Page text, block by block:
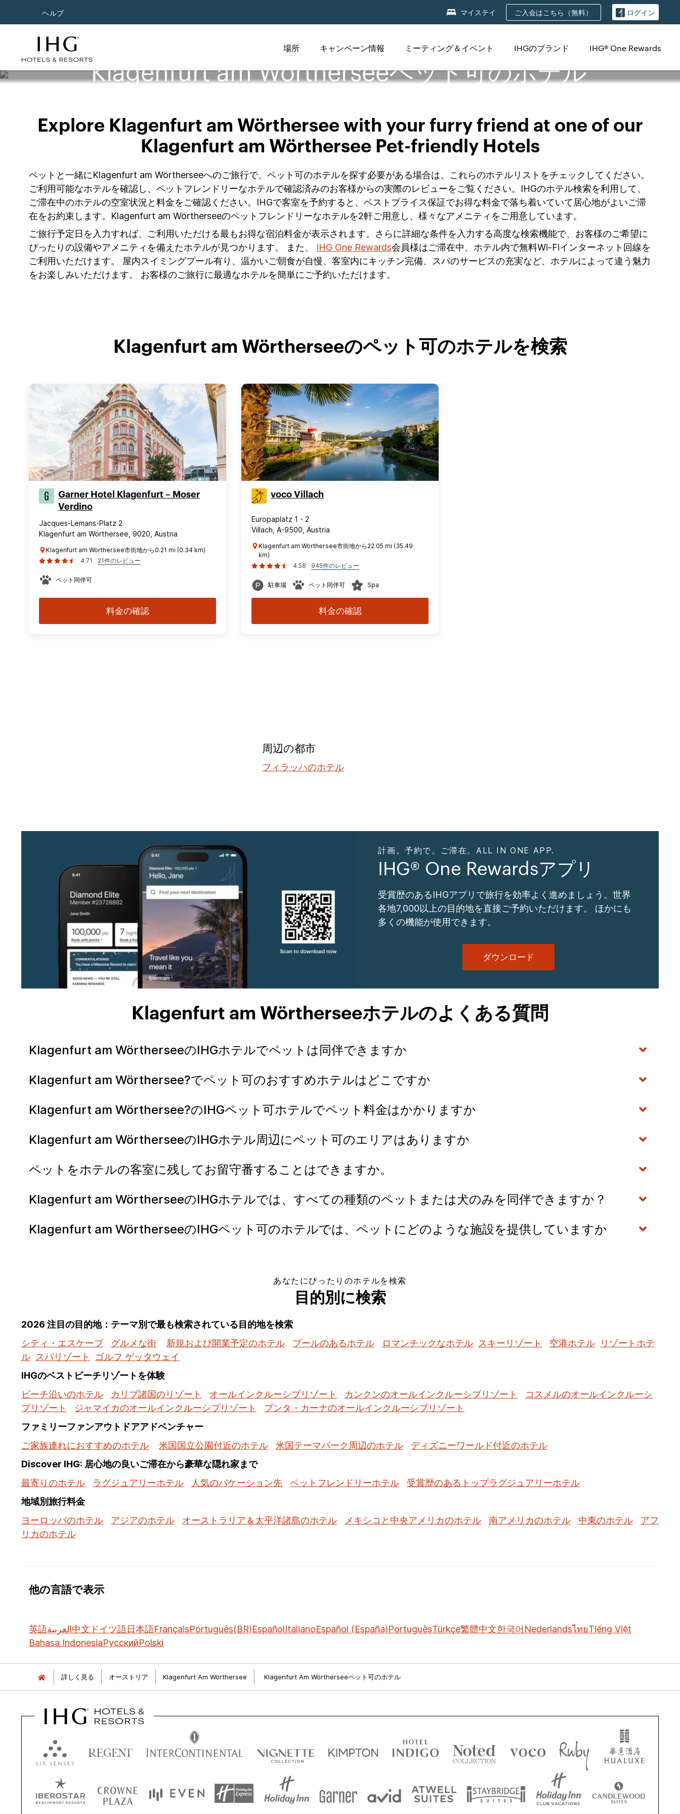
ヘルプ マイステイ ご入会はこちら（無料） ログイン
場所 キャンペーン情報 ミーティング＆イベント IHGのブランド IHG® One Rewards
Klagenfurt am Wörtherseeペット可のホテル
Explore Klagenfurt am Wörthersee with your furry friend at one of our
Klagenfurt am Wörthersee Pet-friendly Hotels
ペットと一緒にKlagenfurt am Wörtherseeへのご旅行で、ペット可のホテルを探す必要がある場合は、これらのホテルリストをチェックしてください。
ご利用可能なホテルを確認し、ペットフレンドリーなホテルで確認済みのお客様からの実際のレビューをご覧ください。IHGのホテル検索を利用して、
ご滞在中のホテルの空室状況と料金をご確認ください。IHGで客室を予約すると、ベストプライス保証でお得な料金で落ち着いていて居心地がよいご滞
在をお約束します。Klagenfurt am Wörtherseeのペットフレンドリーなホテルを2軒ご用意し、様々なアメニティをご用意しています。
ご旅行予定日を入力すれば、ご利用いただける最もお得な宿泊料金が表示されます。さらに詳細な条件を入力する高度な検索機能で、お客様のご希望に
ぴったりの設備やアメニティを備えたホテルが見つかります。 また、 IHG One Rewards会員様はご滞在中、ホテル内で無料Wi-Fiインターネット回線を
ご利用いただけます。 屋内スイミングプール有り、温かいご朝食が自慢、客室内にキッチン完備、スパのサービスの充実など、ホテルによって違う魅力
をお楽しみいただけます。 お客様のご旅行に最適なホテルを簡単にご予約いただけます。
Klagenfurt am Wörtherseeのペット可のホテルを検索
Garner Hotel Klagenfurt – Moser
Verdino
Jacques-Lemans-Platz 2
Klagenfurt am Wörthersee, 9020, Austria
Klagenfurt am Wörthersee市街地から0.21 mi (0.34 km)
4.71
21件のレビュー
ペット同伴可
料金の確認
voco Villach
Europaplatz 1 - 2
Villach, A-9500, Austria
Klagenfurt am Wörthersee市街地から22.05 mi (35.49
km)
4.58
945件のレビュー
駐車場 ペット同伴可 Spa
料金の確認
周辺の都市
フィラッハのホテル
計画。予約で。ご滞在。ALL IN ONE APP.
IHG® One Rewardsアプリ
受賞歴のあるIHGアプリで旅行を効率よく進めましょう。世界
各地7,000以上の目的地を直接ご予約いただけます。 ほかにも
多くの機能が使用できます。
ダウンロード
Klagenfurt am Wörtherseeホテルのよくある質問
Klagenfurt am WörtherseeのIHGホテルでペットは同伴できますか
Klagenfurt am Wörthersee?でペット可のおすすめホテルはどこですか
Klagenfurt am Wörthersee?のIHGペット可ホテルでペット料金はかかりますか
Klagenfurt am WörtherseeのIHGホテル周辺にペット可のエリアはありますか
ペットをホテルの客室に残してお留守番することはできますか。
Klagenfurt am WörtherseeのIHGホテルでは、すべての種類のペットまたは犬のみを同伴できますか？
Klagenfurt am WörtherseeのIHGペット可のホテルでは、ペットにどのような施設を提供していますか
あなたにぴったりのホテルを検索
目的別に検索
2026 注目の目的地：テーマ別で最も検索されている目的地を検索
シティ・エスケープ
グルメな街 新規および開業予定のホテル プールのあるホテル ロマンチックなホテル スキーリゾート 空港ホテル
リゾートホテ
ル スパリゾート
ゴルフ ゲッタウェイ
IHGのベストビーチリゾートを体験
ビーチ沿いのホテル
カリブ諸国のリゾート オールインクルーシブリゾート カンクンのオールインクルーシブリゾート
コスメルのオールインクルーシ
ブリゾート
ジャマイカのオールインクルーシブリゾート
プンタ・カーナのオールインクルーシブリゾート
ファミリーファンアウトドアアドベンチャー
ご家族連れにおすすめのホテル
米国国立公園付近のホテル 米国テーマパーク周辺のホテル
ディズニーワールド付近のホテル
Discover IHG: 居心地の良いご滞在から豪華な隠れ家まで
最寄りのホテル
ラグジュアリーホテル 人気のバケーション先 ペットフレンドリーホテル
受賞歴のあるトップラグジュアリーホテル
地域別旅行料金
ヨーロッパのホテル
アジアのホテル オーストラリア＆太平洋諸島のホテル メキシコと中央アメリカのホテル 南アメリカのホテル 中東のホテル
アフ
リカのホテル
他の言語で表示
英語العربية中文 ドイツ語日本語FrançaisPortuguês(BR)EspañolItalianoEspañol (España)PortuguêsTürkçe繁體中文한국어 NederlandsไทยTiếng Việt
Bahasa IndonesiaРусскийPolski
詳しく見る オーストリア Klagenfurt Am Wörthersee Klagenfurt Am Wörtherseeペット可のホテル